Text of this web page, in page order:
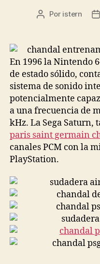
Autor
entrada
Por istern
En 1996 la Nintendo
de estado sólido,
sistema de sonido
potencialmente
a una frecuencia de
kHz. La Sega Saturn,
paris saint germain
canales PCM con la
PlayStation.